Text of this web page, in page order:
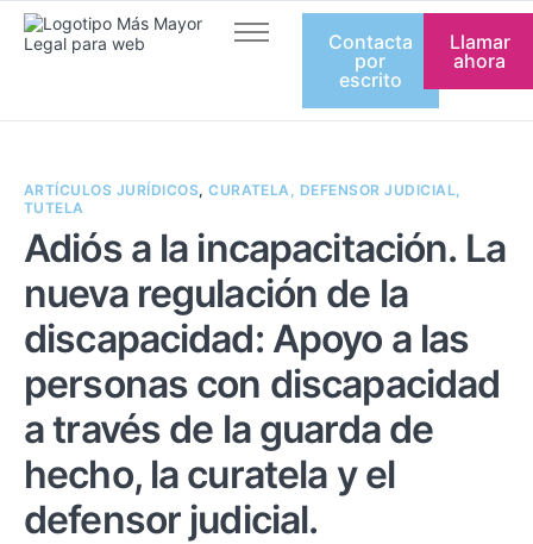
Inicio
Artículos
Equipo
Contacto
Contacta
por
escrito
Llamar
ahora
ARTÍCULOS JURÍDICOS,CURATELA, DEFENSOR JUDICIAL,
TUTELA
Adiós a la incapacitación. La
nueva regulación de la
discapacidad: Apoyo a las
personas con discapacidad
a través de la guarda de
hecho, la curatela y el
defensor judicial.